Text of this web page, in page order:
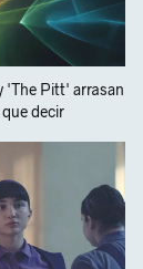
'The Pitt' arrasan
decir